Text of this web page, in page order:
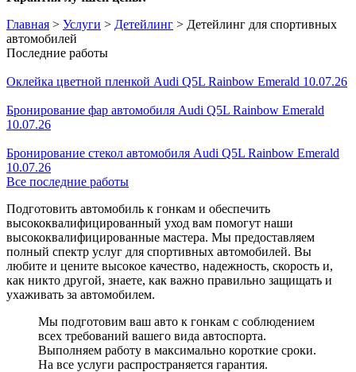
Главная > Услуги > Детейлинг > Детейлинг для спортивных
автомобилей
Последние работы
Оклейка цветной пленкой Audi Q5L Rainbow Emerald 10.07.26
Бронирование фар автомобиля Audi Q5L Rainbow Emerald
10.07.26
Бронирование стекол автомобиля Audi Q5L Rainbow Emerald
10.07.26
Все последние работы
Подготовить автомобиль к гонкам и обеспечить
высококвалифицированный уход вам помогут наши
высококвалифицированные мастера. Мы предоставляем
полный спектр услуг для спортивных автомобилей. Вы
любите и цените высокое качество, надежность, скорость и,
как никто другой, знаете, как важно правильно защищать и
ухаживать за автомобилем.
Мы подготовим ваш авто к гонкам с соблюдением
всех требований вашего вида автоспорта.
Выполняем работу в максимально короткие сроки.
На все услуги распространяется гарантия.